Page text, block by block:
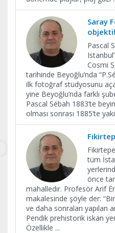
Saray
Pascal
Cosmi
tarihinde Beyoğlu’nda
ilk fotoğraf stüdyosunu
yine Beyoğlu’nda farklı
Pascal Sébah 1883’te
olması sonrası 1885’te
tüm
önce
mahalledir. Profesör Arif
makalesinde şöyle der:
ve daha sonraları yapılan
Pendik prehistorik iskan
Özellikle ...